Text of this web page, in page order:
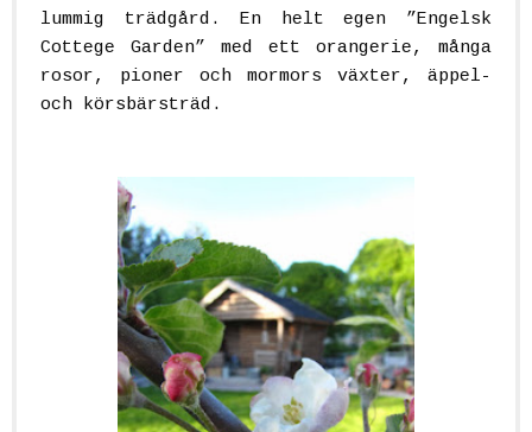
lummig trädgård. En helt egen ”Engelsk
Cottege Garden” med ett orangerie, många
rosor, pioner och mormors växter, äppel-
och körsbärsträd.